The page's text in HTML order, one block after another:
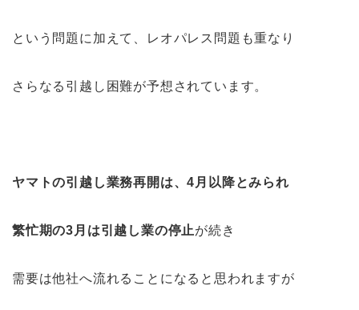
という問題に加えて、レオパレス問題も重なり
さらなる引越し困難が予想されています。
ヤマトの引越し業務再開は、4月以降とみられ
繁忙期の3月は引越し業の停止が続き
需要は他社へ流れることになると思われますが